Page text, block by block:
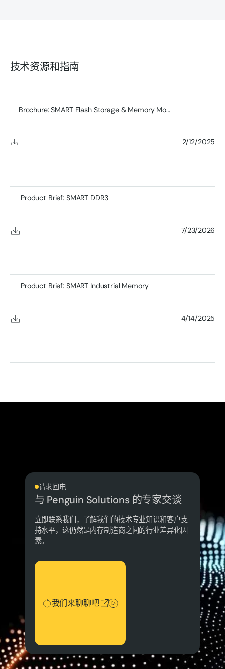
技术资源和指南
Brochure: SMART Flash Storage & Memory Module Product
2/12/2025
Product Brief: SMART DDR3
7/23/2026
Product Brief: SMART Industrial Memory
4/14/2025
请求回电
与 Penguin Solutions 的专家交谈
立即联系我们，了解我们的技术专业知识和客户支
持水平，这仍然是内存制造商之间的行业差异化因
素。
我们来聊聊吧
我们来聊聊吧